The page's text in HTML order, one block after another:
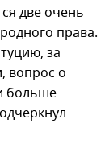
две очень
права.
за
вопрос о
больше